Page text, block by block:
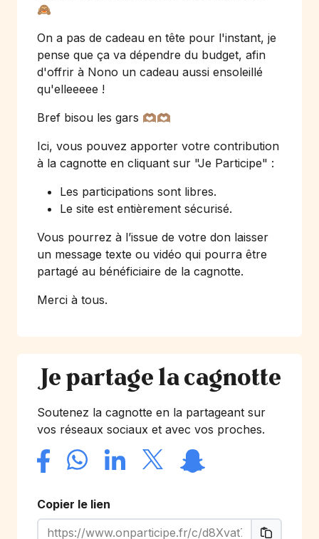
🙈
On a pas de cadeau en tête pour l'instant, je
pense que ça va dépendre du budget, afin
d'offrir à Nono un cadeau aussi ensoleillé
qu'elleeeee !
Bref bisou les gars 🫶🏽🫶🏽
Ici, vous pouvez apporter votre contribution
à la cagnotte en cliquant sur "Je Participe" :
Les participations sont libres.
Le site est entièrement sécurisé.
Vous pourrez à l’issue de votre don laisser
un message texte ou vidéo qui pourra être
partagé au bénéficiaire de la cagnotte.
Merci à tous.
Je partage la cagnotte
Soutenez la cagnotte en la partageant sur
vos réseaux sociaux et avec vos proches.
Copier le lien